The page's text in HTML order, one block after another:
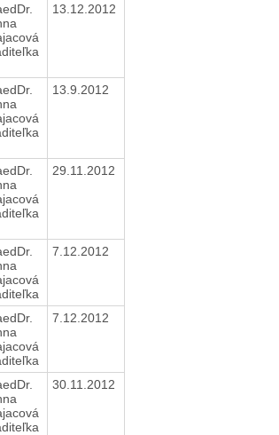
13.12.2012
13.9.2012
29.11.2012
7.12.2012
7.12.2012
30.11.2012